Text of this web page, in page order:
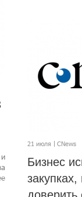
21 июля CNews
Бизнес
закупках,